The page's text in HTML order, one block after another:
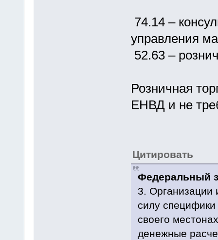
74.14 –
управления
52.63 –
Розничная
ЕНВД и не
Цитировать
Федеральный
3. Организации
силу
своего
денежные